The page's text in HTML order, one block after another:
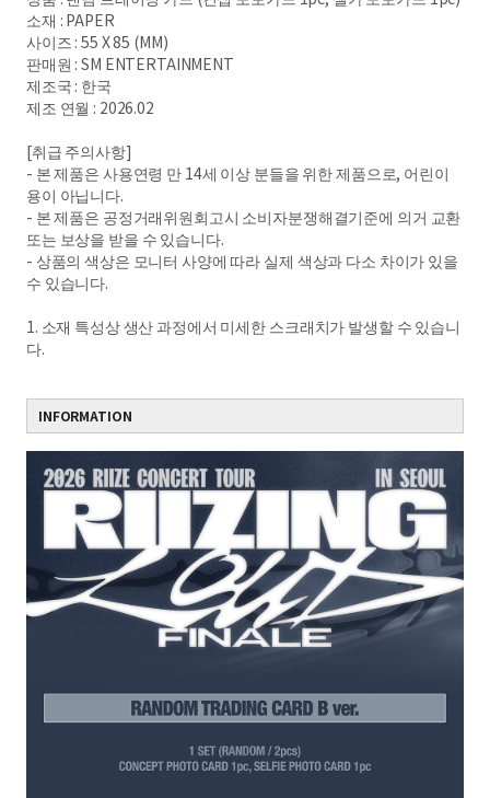
소재 : PAPER
사이즈 : 55 X 85 (MM)
판매원 : SM ENTERTAINMENT
제조국 : 한국
제조 연월 : 2026.02
[취급 주의사항]
- 본 제품은 사용연령 만 14세 이상 분들을 위한 제품으로, 어린이
용이 아닙니다.
- 본 제품은 공정거래위원회고시 소비자분쟁해결기준에 의거 교환
또는 보상을 받을 수 있습니다.
- 상품의 색상은 모니터 사양에 따라 실제 색상과 다소 차이가 있을
수 있습니다.
1. 소재 특성상 생산 과정에서 미세한 스크래치가 발생할 수 있습니
다.
INFORMATION